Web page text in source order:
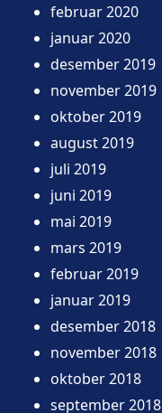
februar 2020
januar 2020
desember 2019
november 2019
oktober 2019
august 2019
juli 2019
juni 2019
mai 2019
mars 2019
februar 2019
januar 2019
desember 2018
november 2018
oktober 2018
september 2018